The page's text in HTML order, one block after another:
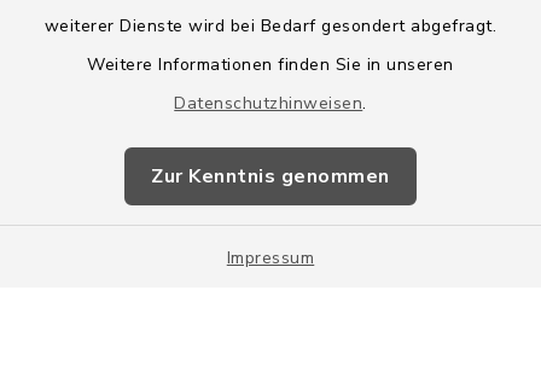
weiterer Dienste wird bei Bedarf gesondert abgefragt.
Weitere Informationen finden Sie in unseren
Datenschutzhinweisen.
Zur Kenntnis genommen
Impressum
Barrierefreiheit
Impressum
Sitemap